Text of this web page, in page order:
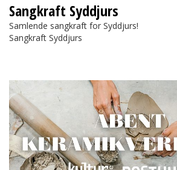
Sangkraft Syddjurs
Samlende sangkraft for Syddjurs!
Sangkraft Syddjurs
Åbent keramikværksted